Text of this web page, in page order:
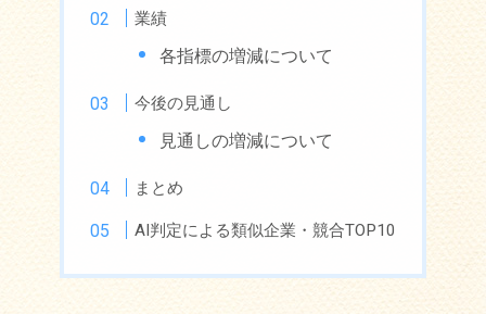
業績
各指標の増減について
今後の見通し
見通しの増減について
まとめ
AI判定による類似企業・競合TOP10